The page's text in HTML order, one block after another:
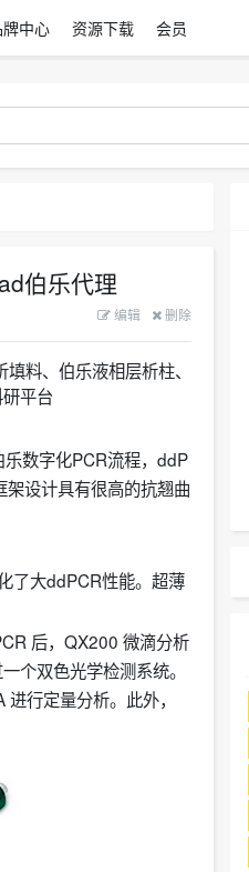
牌中心 资源下载 会员
伯乐代理
编辑 删除
料、伯乐液相层析柱、
平台
数字化PCR流程，ddP
设计具有很高的抗翘曲
了大ddPCR性能。超薄
后，QX200 微滴分析
个双色光学检测系统。
行定量分析。此外，